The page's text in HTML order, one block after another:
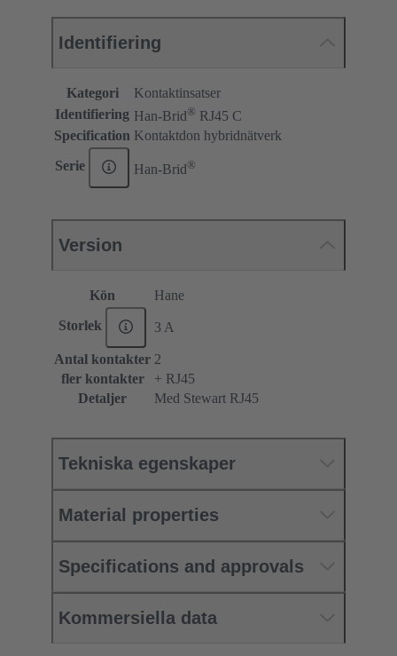
Identifiering
Kategori
Kontaktinsatser
Identifiering Han-Brid® RJ45 C
Specification Kontaktdon hybridnätverk
Serie Han-Brid®
Version
Kön Hane
Storlek 3 A
Antal kontakter 2
fler kontakter
+ RJ45
Detaljer
Med Stewart RJ45
Tekniska egenskaper
Material properties
Specifications and approvals
Kommersiella data